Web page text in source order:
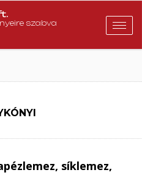
szabva
síklemez,